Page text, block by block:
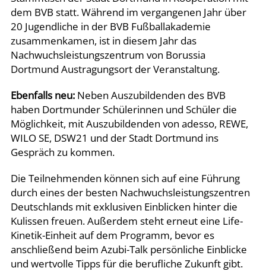
dem BVB statt. Während im vergangenen Jahr über
20 Jugendliche in der BVB Fußballakademie
zusammenkamen, ist in diesem Jahr das
Nachwuchsleistungszentrum von Borussia
Dortmund Austragungsort der Veranstaltung.
Ebenfalls neu:Neben Auszubildenden des BVB
haben Dortmunder Schülerinnen und Schüler die
Möglichkeit, mit Auszubildenden von adesso, REWE,
WILO SE, DSW21 und der Stadt Dortmund ins
Gespräch zu kommen.
Die Teilnehmenden können sich auf eine Führung
durch eines der besten Nachwuchsleistungszentren
Deutschlands mit exklusiven Einblicken hinter die
Kulissen freuen. Außerdem steht erneut eine Life-
Kinetik-Einheit auf dem Programm, bevor es
anschließend beim Azubi-Talk persönliche Einblicke
und wertvolle Tipps für die berufliche Zukunft gibt.